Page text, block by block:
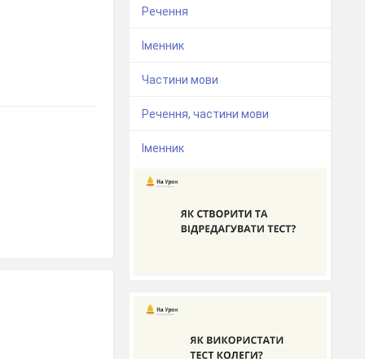
Речення
Іменник
Частини мови
Речення, частини мови
Іменник